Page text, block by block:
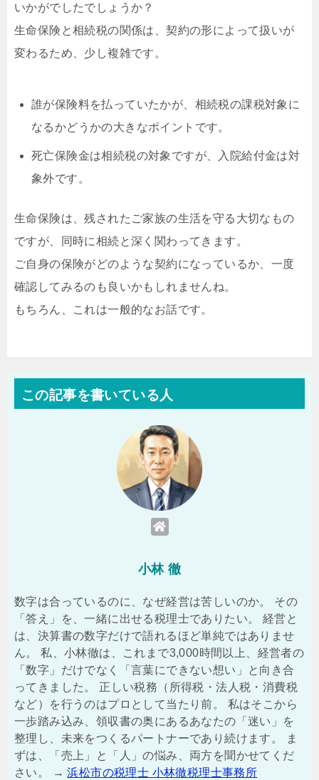
いかがでしたでしょうか？
生命保険と相続税の関係は、契約の形によって扱いが
変わるため、少し複雑です。
誰が保険料を払っていたかが、相続税の課税対象に
なるかどうかの大きなポイントです。
死亡保険金は相続税の対象ですが、入院給付金は対
象外です。
生命保険は、残されたご家族の生活を守る大切なもの
ですが、同時に相続と深く関わってきます。
ご自身の保険がどのような契約になっているか、一度
確認してみるのも良いかもしれませんね。
もちろん、これは一般的なお話です。
この記事を書いている人
小林 徹
数字は合っているのに、なぜ経営は苦しいのか。 その
「答え」を、一緒に出せる税理士でありたい。 経営と
は、決算書の数字だけで語れるほど単純ではありませ
ん。 私、小林徹は、これまで3,000時間以上、経営者の
「数字」だけでなく「言葉にできない想い」と向き合
ってきました。 正しい税務（所得税・法人税・消費税
など）を行うのはプロとして当たり前。 私はそこから
一歩踏み込み、領収書の奥にあるあなたの「迷い」を
整理し、未来をつくるパートナーであり続けます。 ま
ずは、「売上」と「人」の悩み、両方を聞かせてくだ
さい。 →浜松市の税理士 小林徹税理士事務所